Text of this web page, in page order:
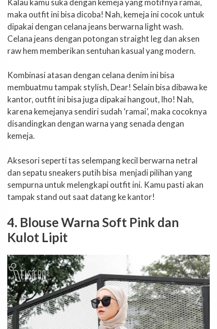
maka outfit ini bisa dicoba! Nah, kemeja ini cocok untuk
dipakai dengan celana jeans berwarna light wash.
Celana jeans dengan potongan straight leg dan aksen
raw hem memberikan sentuhan kasual yang modern.
Kombinasi atasan dengan celana denim ini bisa
membuatmu tampak stylish, Dear! Selain bisa dibawa ke
kantor, outfit ini bisa juga dipakai hangout, lho! Nah,
karena kemejanya sendiri sudah ‘ramai’, maka cocoknya
disandingkan dengan warna yang senada dengan
kemeja.
Aksesori seperti tas selempang kecil berwarna netral
dan sepatu sneakers putih bisa menjadi pilihan yang
sempurna untuk melengkapi outfit ini. Kamu pasti akan
tampak stand out saat datang ke kantor!
4. Blouse Warna Soft Pink dan
Kulot Lipit